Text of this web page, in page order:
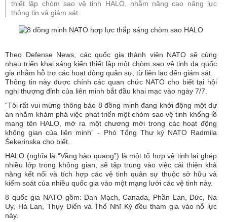
thiết lập chòm sao vệ tinh HALO, nhằm nâng cao năng lực
thông tin và giám sát.
Theo Defense News, các quốc gia thành viên NATO sẽ cùng
nhau triển khai sáng kiến thiết lập một chòm sao vệ tinh đa quốc
gia nhằm hỗ trợ các hoạt động quân sự, từ liên lạc đến giám sát.
Thông tin này được chính các quan chức NATO cho biết tại hội
nghị thượng đỉnh của liên minh bắt đầu khai mạc vào ngày 7/7.
“Tôi rất vui mừng thông báo 8 đồng minh đang khởi động một dự
án nhằm khám phá việc phát triển một chòm sao vệ tinh khổng lồ
mang tên HALO, mở ra một chương mới trong các hoạt động
không gian của liên minh” - Phó Tổng Thư ký NATO Radmila
Šekerinska cho biết.
HALO (nghĩa là “Vầng hào quang”) là một tổ hợp vệ tinh lai ghép
nhiều lớp trong không gian, sẽ tập trung vào việc cải thiện khả
năng kết nối và tích hợp các vệ tinh quân sự thuộc sở hữu và
kiểm soát của nhiều quốc gia vào một mạng lưới các vệ tinh này.
8 quốc gia NATO gồm: Đan Mạch, Canada, Phần Lan, Đức, Na
Uy, Hà Lan, Thụy Điển và Thổ Nhĩ Kỳ đều tham gia vào nỗ lực
này.